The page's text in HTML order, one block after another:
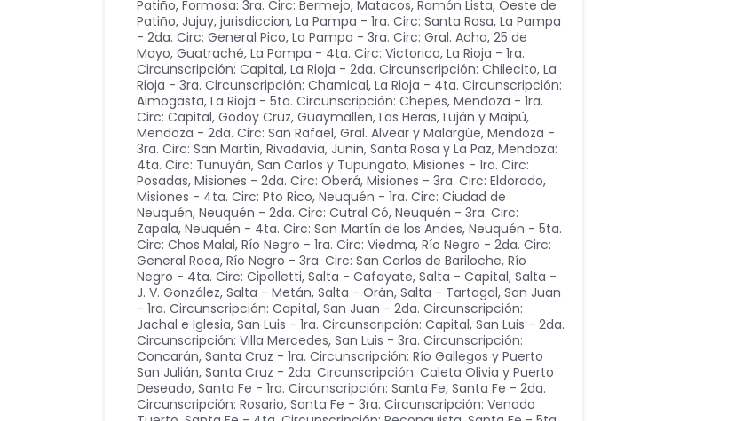
Patiño, Formosa: 3ra. Circ: Bermejo, Matacos, Ramón Lista, Oeste de
Patiño, Jujuy, jurisdiccion, La Pampa - 1ra. Circ: Santa Rosa, La Pampa
- 2da. Circ: General Pico, La Pampa - 3ra. Circ: Gral. Acha, 25 de
Mayo, Guatraché, La Pampa - 4ta. Circ: Victorica, La Rioja - 1ra.
Circunscripción: Capital, La Rioja - 2da. Circunscripción: Chilecito, La
Rioja - 3ra. Circunscripción: Chamical, La Rioja - 4ta. Circunscripción:
Aimogasta, La Rioja - 5ta. Circunscripción: Chepes, Mendoza - 1ra.
Circ: Capital, Godoy Cruz, Guaymallen, Las Heras, Luján y Maipú,
Mendoza - 2da. Circ: San Rafael, Gral. Alvear y Malargüe, Mendoza -
3ra. Circ: San Martín, Rivadavia, Junin, Santa Rosa y La Paz, Mendoza:
4ta. Circ: Tunuyán, San Carlos y Tupungato, Misiones - 1ra. Circ:
Posadas, Misiones - 2da. Circ: Oberá, Misiones - 3ra. Circ: Eldorado,
Misiones - 4ta. Circ: Pto Rico, Neuquén - 1ra. Circ: Ciudad de
Neuquén, Neuquén - 2da. Circ: Cutral Có, Neuquén - 3ra. Circ:
Zapala, Neuquén - 4ta. Circ: San Martín de los Andes, Neuquén - 5ta.
Circ: Chos Malal, Río Negro - 1ra. Circ: Viedma, Río Negro - 2da. Circ:
General Roca, Río Negro - 3ra. Circ: San Carlos de Bariloche, Río
Negro - 4ta. Circ: Cipolletti, Salta - Cafayate, Salta - Capital, Salta -
J. V. González, Salta - Metán, Salta - Orán, Salta - Tartagal, San Juan
- 1ra. Circunscripción: Capital, San Juan - 2da. Circunscripción:
Jachal e Iglesia, San Luis - 1ra. Circunscripción: Capital, San Luis - 2da.
Circunscripción: Villa Mercedes, San Luis - 3ra. Circunscripción:
Concarán, Santa Cruz - 1ra. Circunscripción: Río Gallegos y Puerto
San Julián, Santa Cruz - 2da. Circunscripción: Caleta Olivia y Puerto
Deseado, Santa Fe - 1ra. Circunscripción: Santa Fe, Santa Fe - 2da.
Circunscripción: Rosario, Santa Fe - 3ra. Circunscripción: Venado